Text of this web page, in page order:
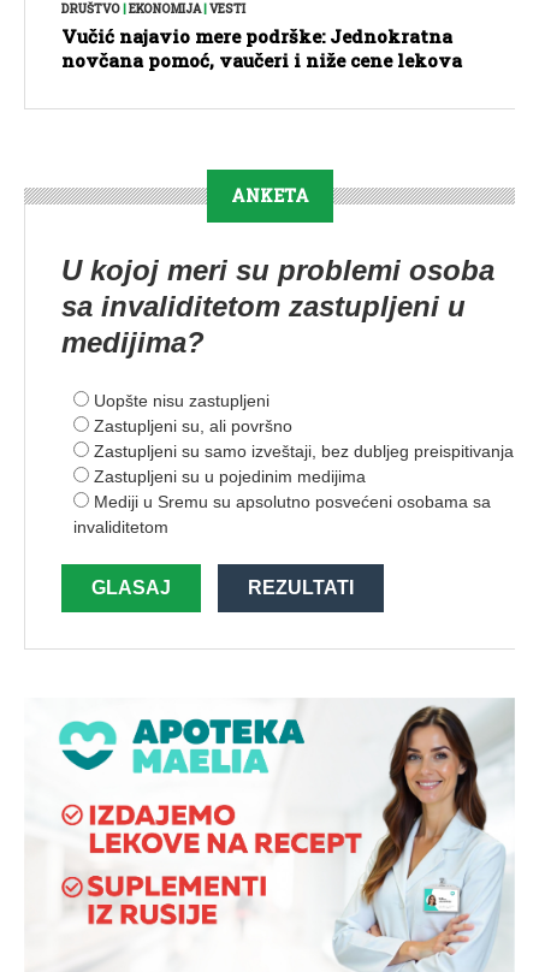
DRUŠTVO EKONOMIJA| VESTI
Vučić najavio mere podrške: Jednokratna
novčana pomoć, vaučeri i niže cene lekova
ANKETA
U kojoj meri su problemi osoba
sa invaliditetom zastupljeni u
medijima?
Uopšte nisu zastupljeni
Zastupljeni su, ali površno
Zastupljeni su samo izveštaji, bez dubljeg preispitivanja
Zastupljeni su u pojedinim medijima
Mediji u Sremu su apsolutno posvećeni osobama sa
invaliditetom
GLASAJ REZULTATI